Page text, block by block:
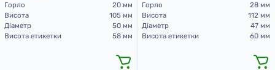
Горло
20 мм
Висота
105 мм
Діаметр
50 мм
Висота етикетки
58 мм
Горло
28 мм
Висота
112 мм
Діаметр
47 мм
Висота етикетки
60 мм